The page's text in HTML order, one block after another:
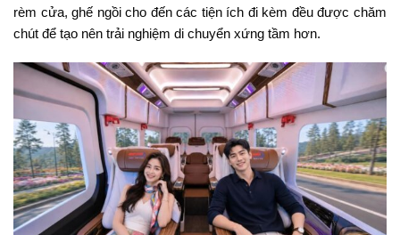
rèm cửa, ghế ngồi cho đến các tiện ích đi kèm đều được chăm
chút để tạo nên trải nghiệm di chuyển xứng tầm hơn.